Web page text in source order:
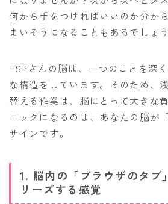
何から手をつければいいのか分か
まいそうになることもあるでしょう
HSPさんの脳は、一つのことを深
な構造をしています。そのため、
替える作業は、脳にとって大きな
ニックになるのは、あなたの脳が
サインです。
1. 脳内の「ブラウザのタブ
リーズする感覚